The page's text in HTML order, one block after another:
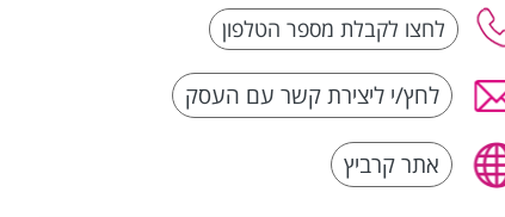
לחץ/י ליצירת קשר עם העסק
אתר קרביץ